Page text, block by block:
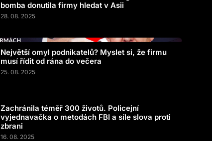
bomba donutila firmy hledat v Asii
28. 08. 2025
Největší omyl podnikatelů? Myslet si, že firmu
musí řídit od rána do večera
25. 08. 2025
Zachránila téměř 300 životů. Policejní
vyjednavačka o metodách FBI a síle slova proti
zbrani
16. 08. 2025